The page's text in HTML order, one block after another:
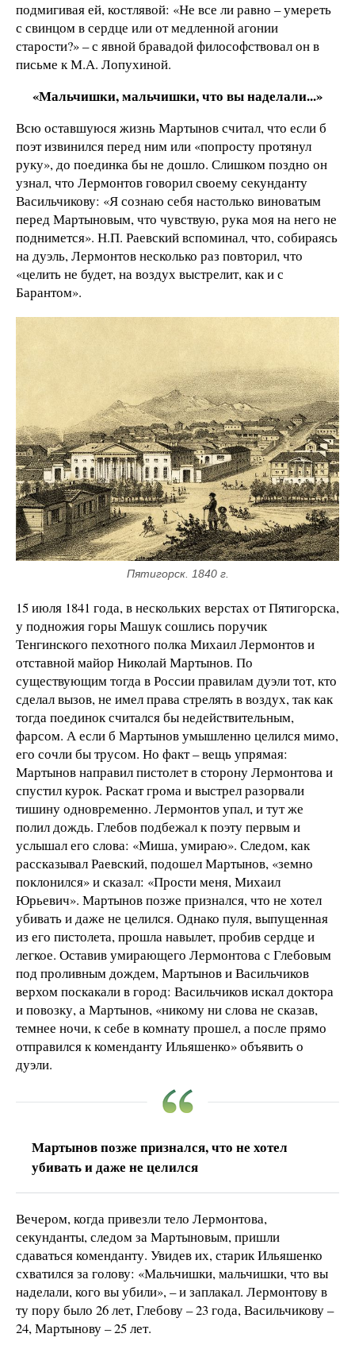
подмигивая ей, костлявой: «Не все ли равно – умереть
с свинцом в сердце или от медленной агонии
старости?» – с явной бравадой философствовал он в
письме к М.А. Лопухиной.
«Мальчишки, мальчишки, что вы наделали...»
Всю оставшуюся жизнь Мартынов считал, что если б
поэт извинился перед ним или «попросту протянул
руку», до поединка бы не дошло. Слишком поздно он
узнал, что Лермонтов говорил своему секунданту
Васильчикову: «Я сознаю себя настолько виноватым
перед Мартыновым, что чувствую, рука моя на него не
поднимется». Н.П. Раевский вспоминал, что, собираясь
на дуэль, Лермонтов несколько раз повторил, что
«целить не будет, на воздух выстрелит, как и с
Барантом».
Пятигорск. 1840 г.
15 июля 1841 года, в нескольких верстах от Пятигорска,
у подножия горы Машук сошлись поручик
Тенгинского пехотного полка Михаил Лермонтов и
отставной майор Николай Мартынов. По
существующим тогда в России правилам дуэли тот, кто
сделал вызов, не имел права стрелять в воздух, так как
тогда поединок считался бы недействительным,
фарсом. А если б Мартынов умышленно целился мимо,
его сочли бы трусом. Но факт – вещь упрямая:
Мартынов направил пистолет в сторону Лермонтова и
спустил курок. Раскат грома и выстрел разорвали
тишину одновременно. Лермонтов упал, и тут же
полил дождь. Глебов подбежал к поэту первым и
услышал его слова: «Миша, умираю». Следом, как
рассказывал Раевский, подошел Мартынов, «земно
поклонился» и сказал: «Прости меня, Михаил
Юрьевич». Мартынов позже признался, что не хотел
убивать и даже не целился. Однако пуля, выпущенная
из его пистолета, прошла навылет, пробив сердце и
легкое. Оставив умирающего Лермонтова с Глебовым
под проливным дождем, Мартынов и Васильчиков
верхом поскакали в город: Васильчиков искал доктора
и повозку, а Мартынов, «никому ни слова не сказав,
темнее ночи, к себе в комнату прошел, а после прямо
отправился к коменданту Ильяшенко» объявить о
дуэли.
Мартынов позже признался, что не хотел
убивать и даже не целился
Вечером, когда привезли тело Лермонтова,
секунданты, следом за Мартыновым, пришли
сдаваться коменданту. Увидев их, старик Ильяшенко
схватился за голову: «Мальчишки, мальчишки, что вы
наделали, кого вы убили», – и заплакал. Лермонтову в
ту пору было 26 лет, Глебову – 23 года, Васильчикову –
24, Мартынову – 25 лет.